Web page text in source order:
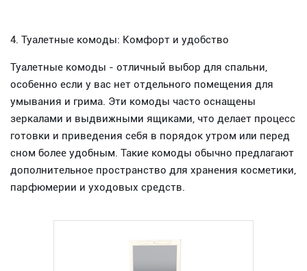
4. Туалетные комоды: Комфорт и удобство
Туалетные комоды - отличный выбор для спальни,
особенно если у вас нет отдельного помещения для
умывания и грима. Эти комоды часто оснащены
зеркалами и выдвижными ящиками, что делает процесс
готовки и приведения себя в порядок утром или перед
сном более удобным. Такие комоды обычно предлагают
дополнительное пространство для хранения косметики,
парфюмерии и уходовых средств.